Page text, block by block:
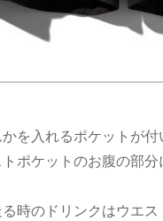
を入れるポケットが
ポケットのお腹の部分
時のドリンクはウエ